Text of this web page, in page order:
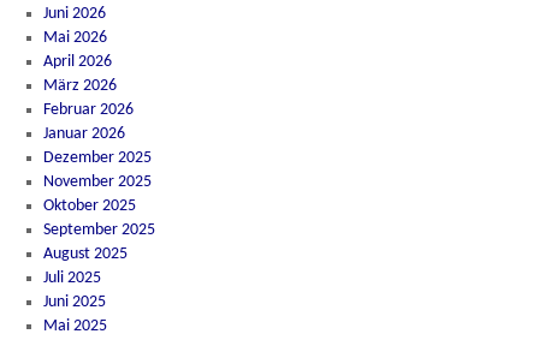
Juni 2026
Mai 2026
April 2026
März 2026
Februar 2026
Januar 2026
Dezember 2025
November 2025
Oktober 2025
September 2025
August 2025
Juli 2025
Juni 2025
Mai 2025